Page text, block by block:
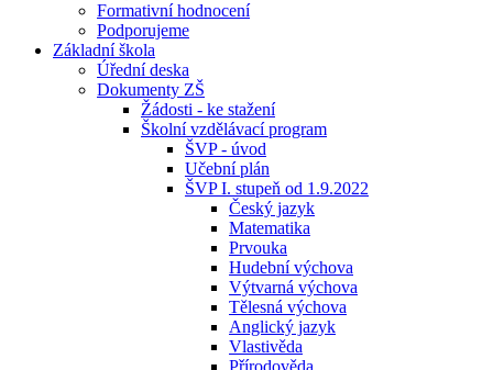
Formativní hodnocení
Podporujeme
Základní škola
Úřední deska
Dokumenty ZŠ
Žádosti - ke stažení
Školní vzdělávací program
ŠVP - úvod
Učební plán
ŠVP I. stupeň od 1.9.2022
Český jazyk
Matematika
Prvouka
Hudební výchova
Výtvarná výchova
Tělesná výchova
Anglický jazyk
Vlastivěda
Přírodověda